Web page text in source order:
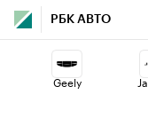
РБК АВТО
Geely